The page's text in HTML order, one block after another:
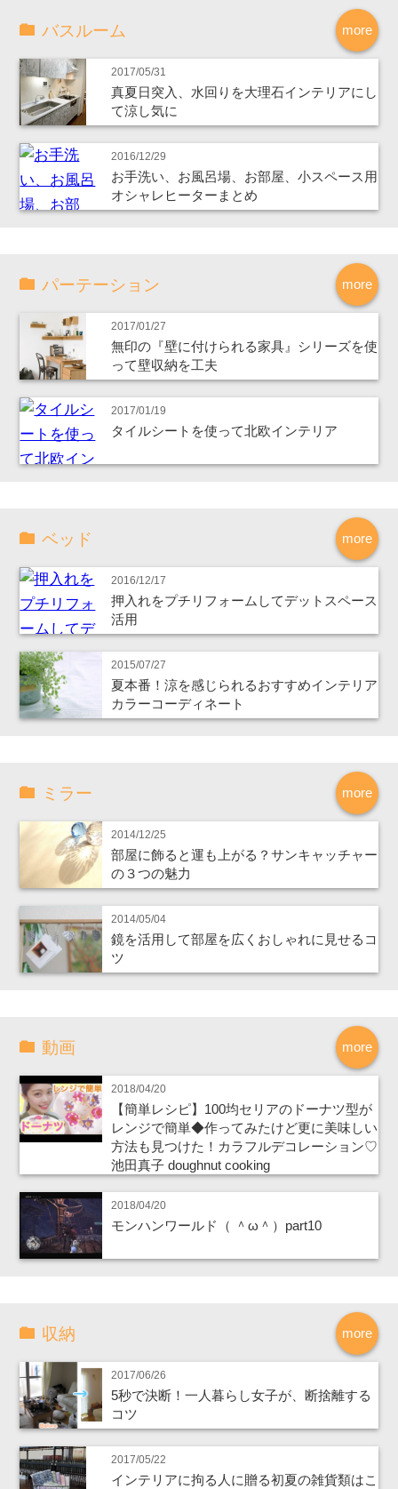
more
バスルーム
2017/05/31
真夏日突入、水回りを大理石インテリアにし
て涼し気に
2016/12/29
お手洗い、お風呂場、お部屋、小スペース用
オシャレヒーターまとめ
more
パーテーション
2017/01/27
無印の『壁に付けられる家具』シリーズを使
って壁収納を工夫
2017/01/19
タイルシートを使って北欧インテリア
more
ベッド
2016/12/17
押入れをプチリフォームしてデットスペース
活用
2015/07/27
夏本番！涼を感じられるおすすめインテリア
カラーコーディネート
more
ミラー
2014/12/25
部屋に飾ると運も上がる？サンキャッチャー
の３つの魅力
2014/05/04
鏡を活用して部屋を広くおしゃれに見せるコ
ツ
more
動画
2018/04/20
【簡単レシピ】100均セリアのドーナツ型が
レンジで簡単◆作ってみたけど更に美味しい
方法も見つけた！カラフルデコレーション♡
池田真子 doughnut cooking
2018/04/20
モンハンワールド（ ＾ω＾）part10
more
収納
2017/06/26
5秒で決断！一人暮らし女子が、断捨離する
コツ
2017/05/22
インテリアに拘る人に贈る初夏の雑貨類はこ